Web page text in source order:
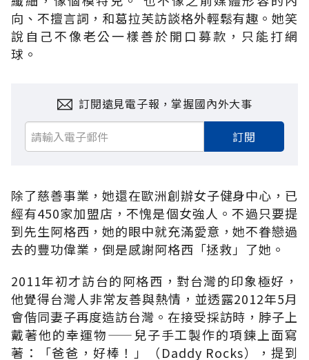
向、不擅言詞，和葛拉芙訪談格外輕鬆有趣。她笑
說自己不像老公一樣善於開口募款，只能打網
球。
訂閱遠見電子報，掌握國內外大事
訂閱
除了慈善事業，她還在歐洲創辦女子健身中心，已
經有450家加盟店，不愧是個女強人。不過只要提
到先生阿格西，她的眼中就充滿愛意，她不眷戀過
去的豐功偉業，倒是感謝阿格西「拯救」了她。
2011年初才訪台的阿格西，對台灣的印象極好，
他覺得台灣人非常友善與熱情，並透露2012年5月
會偕同妻子再度造訪台灣。在接受採訪時，脖子上
戴著他的幸運物——兒子手工製作的項鍊上面寫
著：「爸爸，好棒！」（Daddy Rocks），提到